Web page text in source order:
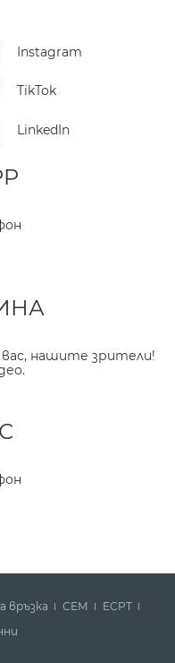
Instagram
TikTok
LinkedIn
нашите зрители!
връзка СЕМ
ECPT